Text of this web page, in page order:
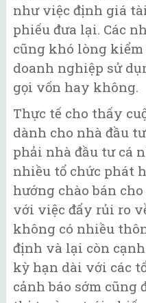
như việc định giá
phiếu đưa lại. Các
cũng khó lòng
doanh nghiệp sử
gọi vốn hay không.
Thực tế cho thấy
dành cho nhà đầu
phải nhà đầu tư cá
nhiều tổ chức phát
hướng chào bán
với việc đẩy rủi ro
không có nhiều
định và lại còn
kỳ hạn dài với các
cảnh báo sớm cũng